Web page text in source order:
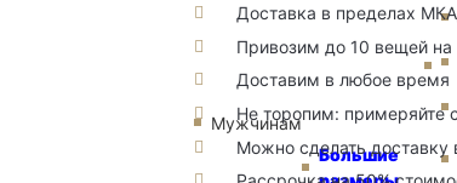
Мужчинам
Большие
Доставка в пределах
Привозим до 10 вещей
Доставим в любое время
Не торопим: примеряйте
Можно сделать доставку